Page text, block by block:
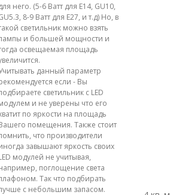
него. (5-6 Ватт для E14, GU10,
8-9 Ватт для E27, и т.д) Но, в
светильник можно взять
и большей мощности и
освещаемая площадь
данный параметр
если - Вы
светильник с LED
и не уверены что его
по яркости на площадь
помещения. Также стоит
что производители
завышают яркость своих
модулей не учитывая,
поглощение света
Так что подбирать
с небольшим запасом.